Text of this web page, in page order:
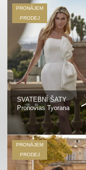
PRONÁJEM
PRODEJ
SVATEBNÍ ŠATY
Pronovias Tyorana
PRONÁJEM
PRODEJ